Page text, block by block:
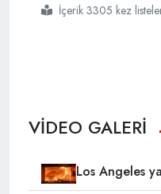
#işte
#kanada
#parlamentosundaki
#çatışma
#görüntüleri
İçerik 3305 kez
VİDEO GALERİ
Los Angeles